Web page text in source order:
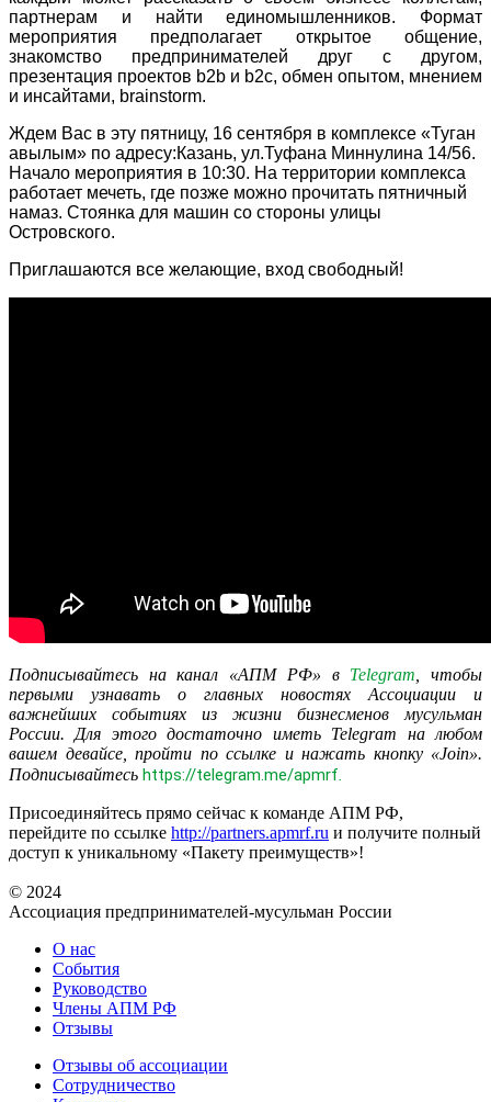
партнерам и найти единомышленников. Формат
мероприятия предполагает открытое общение,
знакомство предпринимателей друг с другом,
презентация проектов b2b и b2с, обмен опытом, мнением
и инсайтами, brainstorm.
Ждем Вас в эту пятницу, 16 сентября в комплексе «Туган
авылым» по адресу:Казань, ул.Туфана Миннулина 14/56.
Начало мероприятия в 10:30. На территории комплекса
работает мечеть, где позже можно прочитать пятничный
намаз. Стоянка для машин со стороны улицы
Островского.
Приглашаются все желающие, вход свободный!
Подписывайтесь на канал «АПМ РФ» в Telegram , чтобы
первыми узнавать о главных новостях Ассоциации и
важнейших событиях из жизни бизнесменов мусульман
России. Для этого достаточно иметь Telegram на любом
вашем девайсе, пройти по ссылке и нажать кнопку «Join».
Подписывайтесь https://telegram.me/apmrf​.
Присоединяйтесь прямо сейчас к команде АПМ РФ,
перейдите по ссылке http://partners.apmrf.ru и получите полный
доступ к уникальному «Пакету преимуществ»!
© 2024
Ассоциация предпринимателей-мусульман России
О нас
События
Руководство
Члены АПМ РФ
Отзывы
Отзывы об ассоциации
Сотрудничество